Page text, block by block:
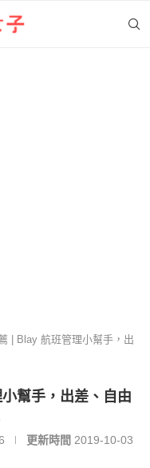
| Blay 航班管理小幫手，出
幫手，出差、自由
更新時間 2019-10-03